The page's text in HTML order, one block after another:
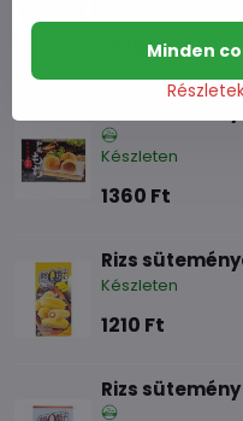
1220 Ft
Készleten
1360 Ft
Rizs
Készleten
1210 Ft
Rizs
Minden